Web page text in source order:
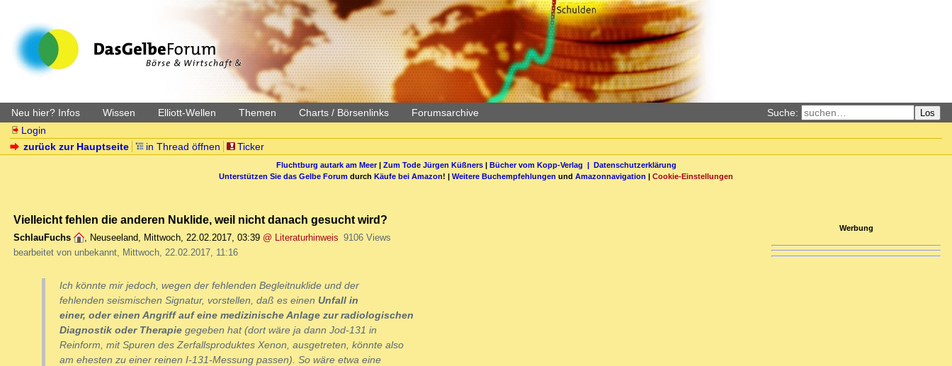
Neu hier? Infos Wissen Elliott-Wellen Themen Charts / Börsenlinks Forumsarchive Suche: Los
Login
zurück zur Hauptseite
in Thread öffnen Ticker
Fluchtburg autark am Meer| Zum Tode Jürgen Küßners| Bücher vom Kopp-Verlag | Datenschutzerklärung
Unterstützen Sie das Gelbe Forum durch Käufe bei Amazon! | Weitere Buchempfehlungen und Amazonnavigation | Cookie-Einstellungen
Vielleicht fehlen die anderen Nuklide, weil nicht danach gesucht wird?
SchlauFuchs , Neuseeland, Mittwoch, 22.02.2017, 03:39 @ Literaturhinweis 9106 Views
bearbeitet von unbekannt, Mittwoch, 22.02.2017, 11:16
Ich könnte mir jedoch, wegen der fehlenden Begleitnuklide und der
fehlenden seismischen Signatur, vorstellen, daß es einen Unfall in
einer, oder einen Angriff auf eine medizinische Anlage zur radiologischen
Diagnostik oder Therapie gegeben hat (dort wäre ja dann Jod-131 in
Reinform, mit Spuren des Zerfallsproduktes Xenon, ausgetreten, könnte also
am ehesten zu einer reinen I-131-Messung passen). So wäre etwa eine
Werbung